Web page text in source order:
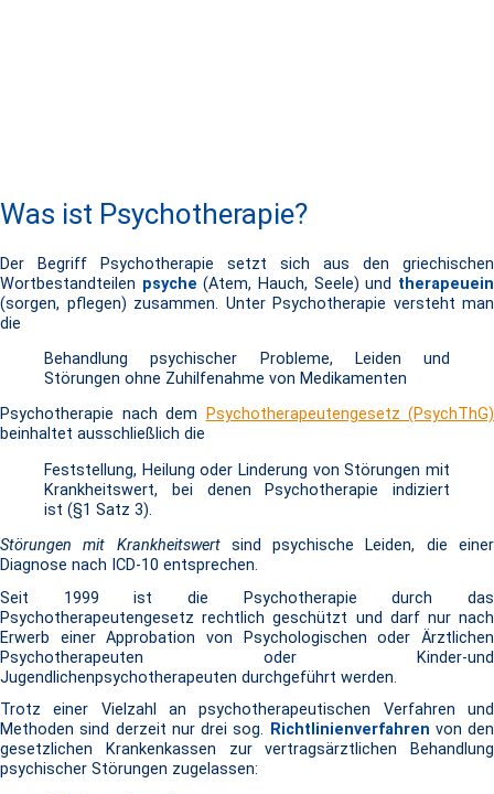
Was ist Psychotherapie?
Der Begriff Psychotherapie setzt sich aus den griechischen
Wortbestandteilen psyche (Atem, Hauch, Seele) und therapeuein
(sorgen, pflegen) zusammen. Unter Psychotherapie versteht man
die
Behandlung psychischer Probleme, Leiden und
Störungen ohne Zuhilfenahme von Medikamenten
Psychotherapie nach dem Psychotherapeutengesetz (PsychThG)
beinhaltet ausschließlich die
Feststellung, Heilung oder Linderung von Störungen mit
Krankheitswert, bei denen Psychotherapie indiziert
ist (§1 Satz 3).
Störungen mit Krankheitswertsind psychische Leiden, die einer
Diagnose nach ICD-10 entsprechen.
Seit 1999 ist die Psychotherapie durch das
Psychotherapeutengesetz rechtlich geschützt und darf nur nach
Erwerb einer Approbation von Psychologischen oder Ärztlichen
Psychotherapeuten oder Kinder-und
Jugendlichenpsychotherapeuten durchgeführt werden.
Trotz einer Vielzahl an psychotherapeutischen Verfahren und
Methoden sind derzeit nur drei sog. Richtlinienverfahren von den
gesetzlichen Krankenkassen zur vertragsärztlichen Behandlung
psychischer Störungen zugelassen: